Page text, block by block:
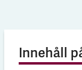
Innehåll